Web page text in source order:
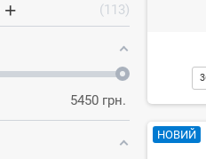
113
5450 грн.
НОВИЙ